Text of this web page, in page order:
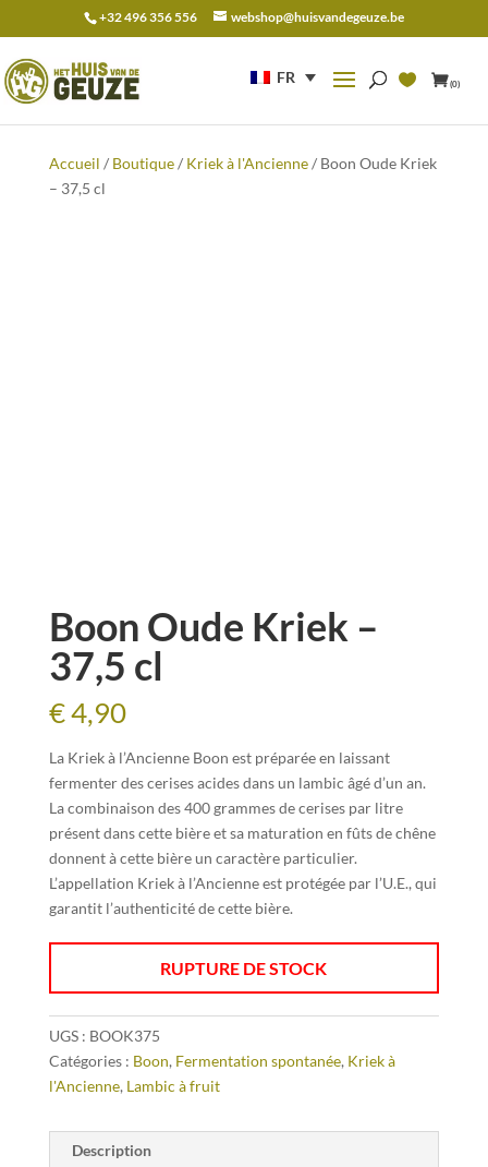
+32 496 356 556 webshop@huisvandegeuze.be
FR (0)
pour :
Accueil / Boutique/ Kriek à l'Ancienne/ Boon Oude Kriek
– 37,5 cl
Boon Oude Kriek –
37,5 cl
€4,90
La Kriek à l’Ancienne Boon est préparée en laissant
fermenter des cerises acides dans un lambic âgé d’un an.
La combinaison des 400 grammes de cerises par litre
présent dans cette bière et sa maturation en fûts de chêne
donnent à cette bière un caractère particulier.
L’appellation Kriek à l’Ancienne est protégée par l’U.E., qui
garantit l’authenticité de cette bière.
RUPTURE DE STOCK
UGS : BOOK375
Catégories : Boon, Fermentation spontanée, Kriek à
l'Ancienne, Lambic à fruit
Description